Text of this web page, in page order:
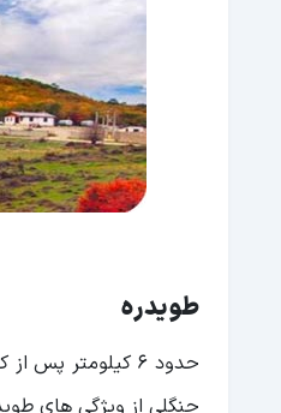
طویدره
حدود 6
جنگلی از ویژگی های